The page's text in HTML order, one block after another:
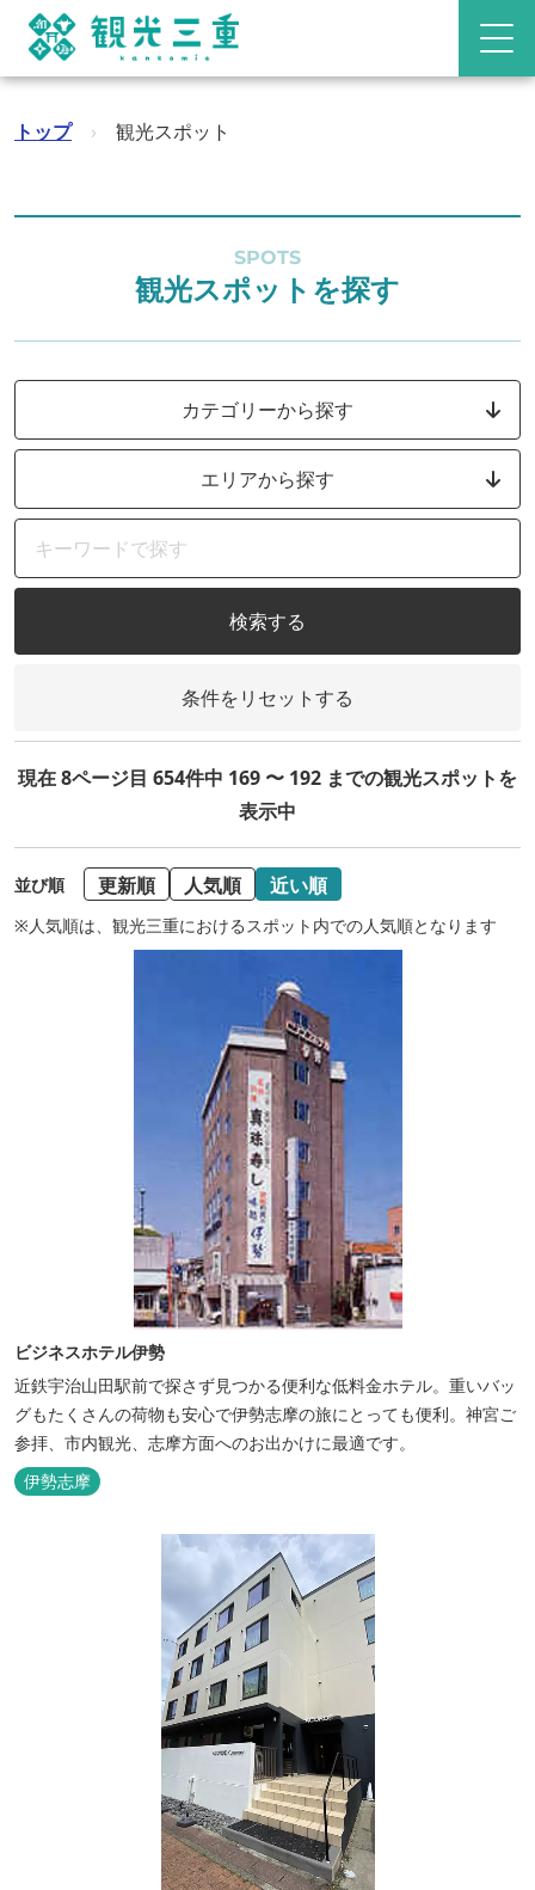
トップ › 観光スポット
SPOTS
観光スポットを探す
カテゴリーから探す
エリアから探す
検索する
条件をリセットする
現在 8ページ目 654件中 169 〜 192 までの観光スポットを
表示中
並び順 更新順 人気順 近い順
※人気順は、観光三重におけるスポット内での人気順となります
ビジネスホテル伊勢
近鉄宇治山田駅前で探さず見つかる便利な低料金ホテル。重いバッ
グもたくさんの荷物も安心で伊勢志摩の旅にとっても便利。神宮ご
参拝、市内観光、志摩方面へのお出かけに最適です。
伊勢志摩